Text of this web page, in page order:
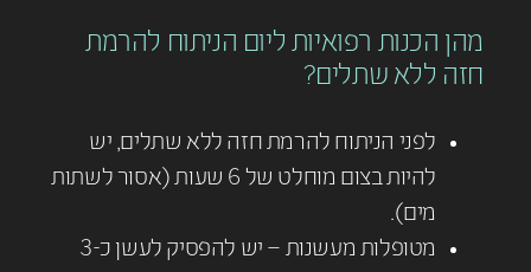
מהן הכנות רפואיות ליום הניתוח להרמת
חזה ללא שתלים?
לפני הניתוח להרמת חזה ללא שתלים, יש
להיות בצום מוחלט של 6 שעות (אסור לשתות
מים).
מטופלות מעשנות – יש להפסיק לעשן כ-3